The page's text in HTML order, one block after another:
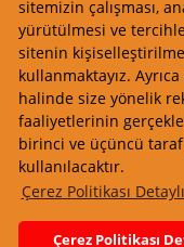
sitemizin çalışması,
yürütülmesi ve
sitenin
kullanmaktayız.
halinde size yönelik
faaliyetlerinin
birinci ve üçüncü
kullanılacaktır.
Çerez Politikası
Çerez Politikası
Kredi kartı